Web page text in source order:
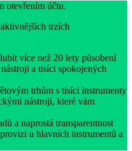
otevřením účtu.
trzích
více než 20 lety působení
a tisíci spokojených
trhům s tisíci instrumenty
nástroji, které vám
a naprostá transparentnost
u hlavních instrumentů a